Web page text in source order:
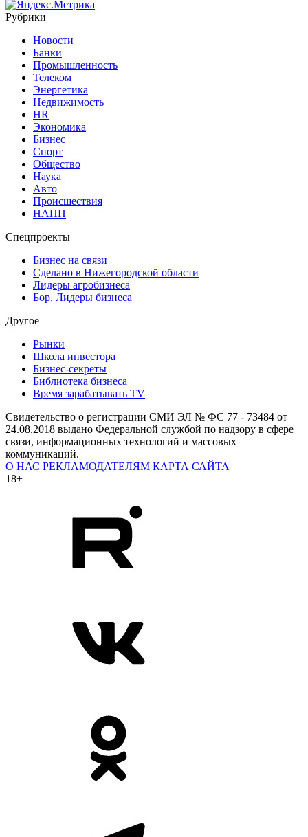
Рубрики
Новости
Банки
Промышленность
Телеком
Энергетика
Недвижимость
HR
Экономика
Бизнес
Спорт
Общество
Наука
Авто
Происшествия
НАПП
Спецпроекты
Бизнес на связи
Сделано в Нижегородской области
Лидеры агробизнеса
Бор. Лидеры бизнеса
Другое
Рынки
Школа инвестора
Бизнес-секреты
Библиотека бизнеса
Время зарабатывать TV
Свидетельство о регистрации СМИ ЭЛ № ФС 77 - 73484 от
24.08.2018 выдано Федеральной службой по надзору в сфере
связи, информационных технологий и массовых
коммуникаций.
О НАС РЕКЛАМОДАТЕЛЯМ КАРТА САЙТА
18+